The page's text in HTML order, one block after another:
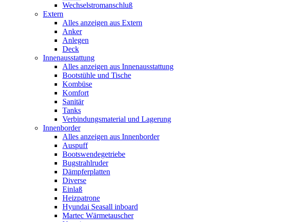
Wechselstromanschluß
Extern
Alles anzeigen aus Extern
Anker
Anlegen
Deck
Innenausstattung
Alles anzeigen aus Innenausstattung
Bootstühle und Tische
Kombüse
Komfort
Sanitär
Tanks
Verbindungsmaterial und Lagerung
Innenborder
Alles anzeigen aus Innenborder
Auspuff
Bootswendegetriebe
Bugstrahlruder
Dämpferplatten
Diverse
Einlaß
Heizpatrone
Hyundai Seasall inboard
Martec Wärmetauscher